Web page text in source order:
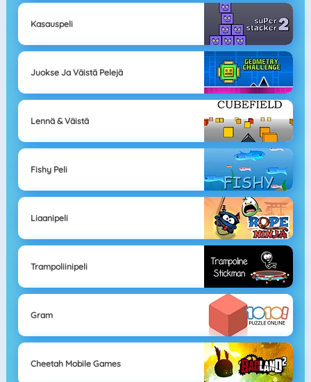
Kasauspeli
Juokse Ja Väistä Pelejä
Lennä & Väistä
Fishy Peli
Liaanipeli
Trampoliinipeli
Gram
Cheetah Mobile Games